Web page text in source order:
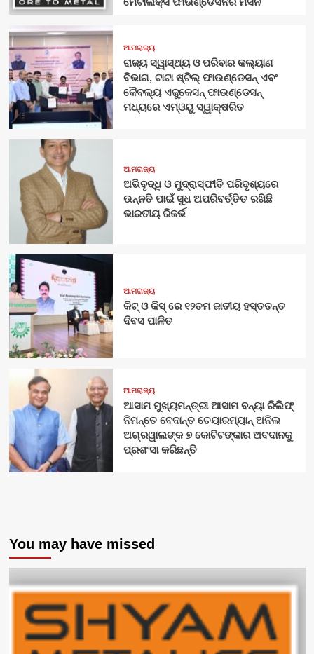
ଆମରାଜ୍ୟ
ରାଜ୍ୟ ସ୍ୱାସ୍ଥ୍ୟ ଓ ପରିବାର କଲ୍ୟାଣ
ବିଭାଗ, ଟାଟା ଷ୍ଟିଲ୍ ଫାଉଣ୍ଡେସନ୍ ଏବଂ
କୈବଲ୍ୟ ଏଜୁକେସନ୍ ଫାଉଣ୍ଡେସନ୍
ମଧ୍ୟରେ ଏମ୍‌ଓୟୁ ସ୍ୱାକ୍ଷରିତ
ଆମରାଜ୍ୟ
ଅଭିବୃଦ୍ଧି ଓ ମୁଦ୍ରାସ୍ଫୀତି ପରିଦୃଶ୍ୟରେ
ଉନ୍ନତି ପାଇଁ ସୁଧ ଅପରିବର୍ତ୍ତିତ ରଖିଛି
ଭାରତୀୟ ରିଜର୍ଭ
ଆମରାଜ୍ୟ
କିଟ୍‍ ଓ କିସ୍‍ ରେ ୧୨ତମ ଜାତୀୟ ହସ୍ତତନ୍ତ
ଦିବସ ପାଳିତ
ଆମରାଜ୍ୟ
ଆସାମ ମୁଖ୍ୟମନ୍ତ୍ରୀ ଆସାମ ବନ୍ୟା ରିଲିଫ୍
ନିମନ୍ତେ ବେଦାନ୍ତ ଚେୟାରମ୍ୟାନ୍ ଅନିଲ
ଅଗ୍ରୱାଲଙ୍କ ୭ କୋଟିଟଙ୍କାର ଅବଦାନକୁ
ପ୍ରଶଂସା କରିଛନ୍ତି
You may have missed